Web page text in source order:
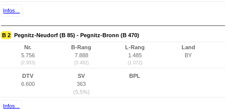
Infos...
B 2 Pegnitz-Neudorf (B 85) - Pegnitz-Bronn (B 470)
Nr.
5.756
(2.953)
B-Rang
7.888
(5.492)
L-Rang
1.485
(1.072)
Land
BY
DTV
6.600
SV
363
(5,5%)
BPL
Infos...